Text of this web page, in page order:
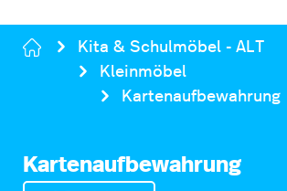
Kita & Schulmöbel - ALT
Kleinmöbel
Kartenaufbewahrung
Kartenaufbewahrung